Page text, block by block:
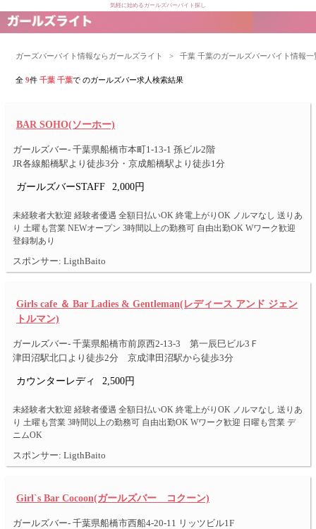
気軽に始めるガールズバーバイト探し
ガーズバーバイト情報ならガールズライト > 千葉 千葉のガールズバーバイト情報一
全9件千葉 千葉で のガールズバー求人検索結果
BAR SOHO(ソーホー)
ガールズバー- 千葉県船橋市本町1-13-1 孫ビル2階
JR各線船橋駅より徒歩3分・京成船橋駅より徒歩1分
ガールズバーSTAFF 2,000円
未経験者大歓迎 経験者優遇 全額日払いOK 終電上がりOK ノルマなし 送りあ
り 土曜も営業 NEWオープン 3時間以上の勤務可 自由出勤OK Wワーク歓迎
登録制あり
スポンサー: LigthBaito
Girls cafe ＆ Bar Ladies & Gentleman(レディース アンド ジェン
トルマン)
ガールズバー- 千葉県船橋市前原西2-13-3 第一辰巳ビル3Ｆ
津田沼駅北口より徒歩2分 京成津田沼駅から徒歩3分
カウンターレディ 2,500円
未経験者大歓迎 経験者優遇 全額日払いOK 終電上がりOK ノルマなし 送りあ
り 土曜も営業 3時間以上の勤務可 自由出勤OK Wワーク歓迎 日曜も営業 デ
ニムOK
スポンサー: LigthBaito
Girl`s Bar Cocoon(ガールズバー コクーン)
ガールズバー- 千葉県船橋市西船4-20-11 リッツビル1F